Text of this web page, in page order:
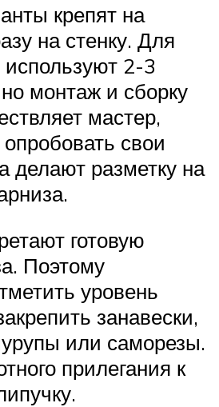
крепят на
на стенку. Для
2-3
монтаж и сборку
мастер,
свои
делают разметку на
готовую
Поэтому
уровень
занавески,
или саморезы.
прилегания к